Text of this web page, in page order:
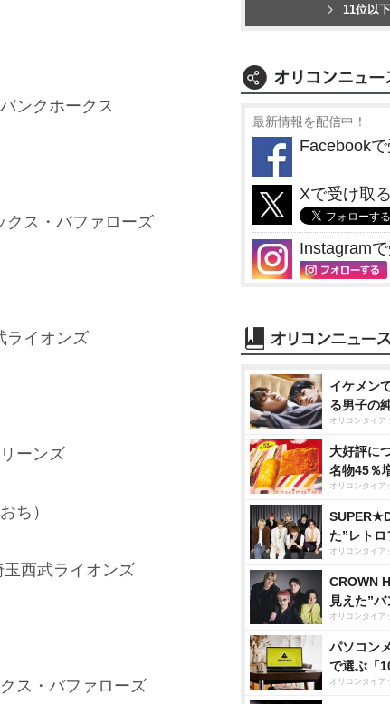
ンクホークス
クス・バファローズ
ライオンズ
ーンズ
ち）
西武ライオンズ
ス・バファローズ
11位以
最新情報を配信中！
Facebook
Xで受け取る
Instagram
イケメン
る男子の
オリコンタイア
大好評に
名物45％
オリコンタイア
た”レトロ
オリコンタイア
CROWN
見えた”
オリコンタイア
パソコン
で選ぶ「
オリコンタイア